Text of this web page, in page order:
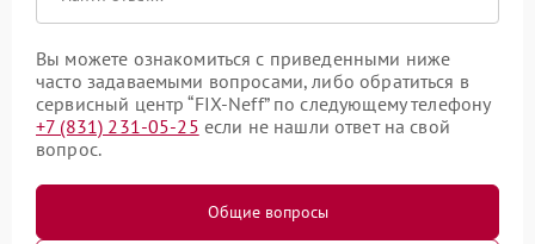
Вы можете ознакомиться с приведенными ниже
часто задаваемыми вопросами, либо обратиться в
сервисный центр “FIX-Neff” по следующему телефону
+7 (831) 231-05-25 если не нашли ответ на свой
вопрос.
Общие вопросы